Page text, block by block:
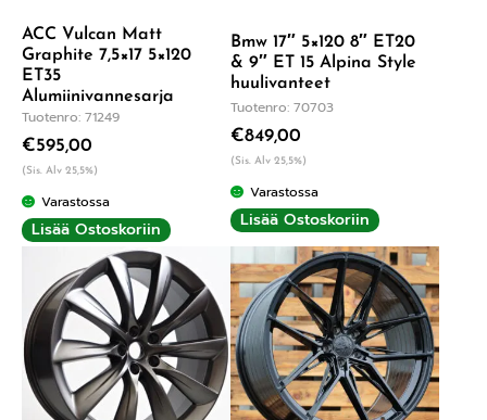
ACC Vulcan Matt
Graphite 7,5×17 5×120
ET35
Alumiinivannesarja
Tuotenro: 71249
€595,00
(Sis. Alv 25,5%)
Varastossa
Lisää Ostoskoriin
Bmw 17″ 5×120 8″ ET20
& 9″ ET 15 Alpina Style
huulivanteet
Tuotenro: 70703
€849,00
(Sis. Alv 25,5%)
Varastossa
Lisää Ostoskoriin